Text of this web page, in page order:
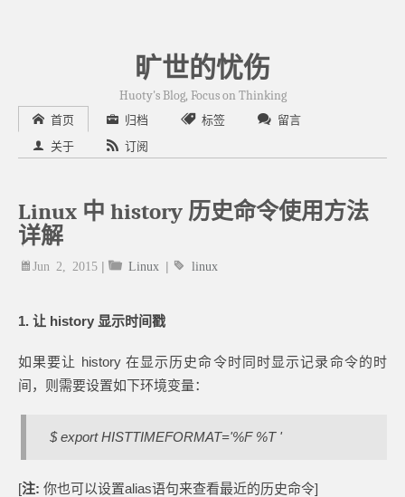
旷世的忧伤
Huoty's Blog, Focus on Thinking
首页 归档 标签 留言
关于 订阅
Linux 中 history 历史命令使用方法
详解
Jun 2, 2015 | Linux | linux
1. 让 history 显示时间戳
如果要让 history 在显示历史命令时同时显示记录命令的时
间，则需要设置如下环境变量：
$ export HISTTIMEFORMAT='%F %T '
[注: 你也可以设置alias语句来查看最近的历史命令]